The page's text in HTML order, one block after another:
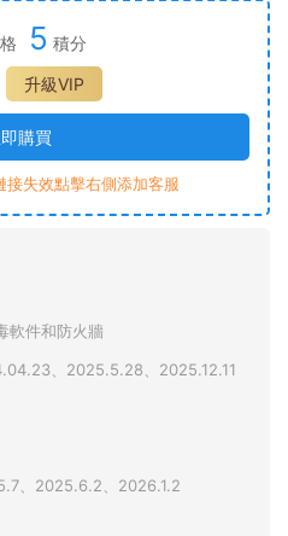
5 積分
升級VIP
購買
接失效點擊右側添加客服
軟件和防火牆
、2025.5.28、2025.12.11
、2025.6.2、2026.1.2